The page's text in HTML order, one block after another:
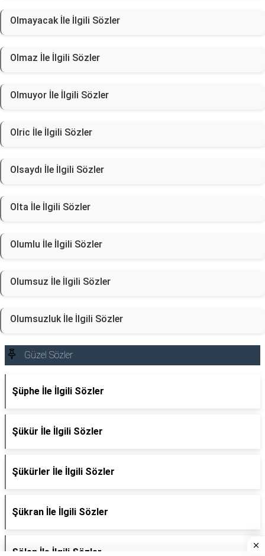
Olmayacak İle İlgili Sözler
Olmaz İle İlgili Sözler
Olmuyor İle İlgili Sözler
Olric İle İlgili Sözler
Olsaydı İle İlgili Sözler
Olta İle İlgili Sözler
Olumlu İle İlgili Sözler
Olumsuz İle İlgili Sözler
Olumsuzluk İle İlgili Sözler
Güzel Sözler
Şüphe İle İlgili Sözler
Şükür İle İlgili Sözler
Şükürler İle İlgili Sözler
Şükran İle İlgili Sözler
Şölen İle İlgili Sözler